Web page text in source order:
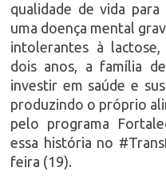
qualidade de vida
uma doença mental
intolerantes à
dois anos, a família
investir em saúde e
produzindo o próprio
pelo programa
essa história no
feira (19).